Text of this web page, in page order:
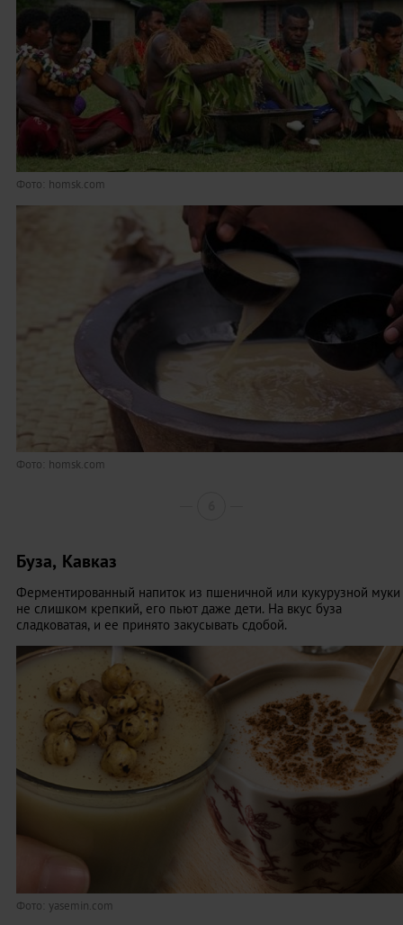
Фото: homsk.com
Фото: homsk.com
Буза, Кавказ
Ферментированный напиток из пшеничной или кукурузной муки
не слишком крепкий, его пьют даже дети. На вкус буза
сладковатая, и ее принято закусывать сдобой.
Фото: yasemin.com